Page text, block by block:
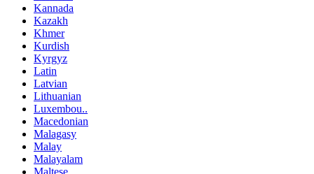
Kannada
Kazakh
Khmer
Kurdish
Kyrgyz
Latin
Latvian
Lithuanian
Luxembou..
Macedonian
Malagasy
Malay
Malayalam
Maltese